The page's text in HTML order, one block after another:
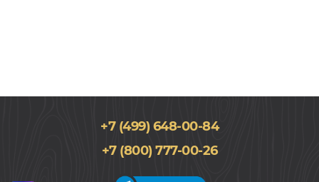
202x2200, 13мм
Дуб, Однополосный, Лак, Натур
+7 (499) 648-00-84
+7 (800) 777-00-26